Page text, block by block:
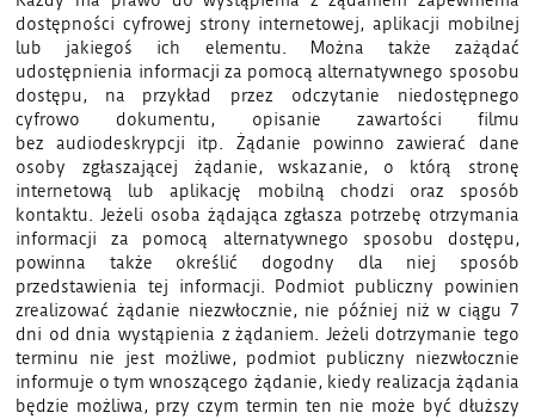
dostępności cyfrowej strony internetowej, aplikacji mobilnej
lub jakiegoś ich elementu. Można także zażądać
udostępnienia informacji za pomocą alternatywnego sposobu
dostępu, na przykład przez odczytanie niedostępnego
cyfrowo dokumentu, opisanie zawartości filmu
bez audiodeskrypcji itp. Żądanie powinno zawierać dane
osoby zgłaszającej żądanie, wskazanie, o którą stronę
internetową lub aplikację mobilną chodzi oraz sposób
kontaktu. Jeżeli osoba żądająca zgłasza potrzebę otrzymania
informacji za pomocą alternatywnego sposobu dostępu,
powinna także określić dogodny dla niej sposób
przedstawienia tej informacji. Podmiot publiczny powinien
zrealizować żądanie niezwłocznie, nie później niż w ciągu 7
dni od dnia wystąpienia z żądaniem. Jeżeli dotrzymanie tego
terminu nie jest możliwe, podmiot publiczny niezwłocznie
informuje o tym wnoszącego żądanie, kiedy realizacja żądania
będzie możliwa, przy czym termin ten nie może być dłuższy